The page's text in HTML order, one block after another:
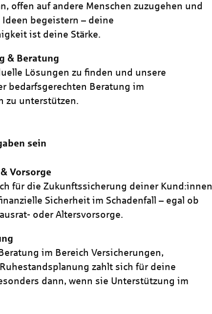
offen auf andere Menschen zuzugehen und
begeistern – deine
ist deine Stärke.
& Beratung
Lösungen zu finden und unsere
bedarfsgerechten Beratung im
zu unterstützen.
sein
Vorsorge
für die Zukunftssicherung deiner Kund:innen
Sicherheit im Schadenfall – egal ob
oder Altersvorsorge.
im Bereich Versicherungen,
zahlt sich für deine
dann, wenn sie Unterstützung im